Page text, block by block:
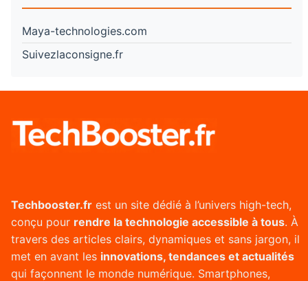
Maya-technologies.com
Suivezlaconsigne.fr
Techbooster.fr est un site dédié à l’univers high-tech,
conçu pour rendre la technologie accessible à tous. À
travers des articles clairs, dynamiques et sans jargon, il
met en avant les innovations, tendances et actualités
qui façonnent le monde numérique. Smartphones,